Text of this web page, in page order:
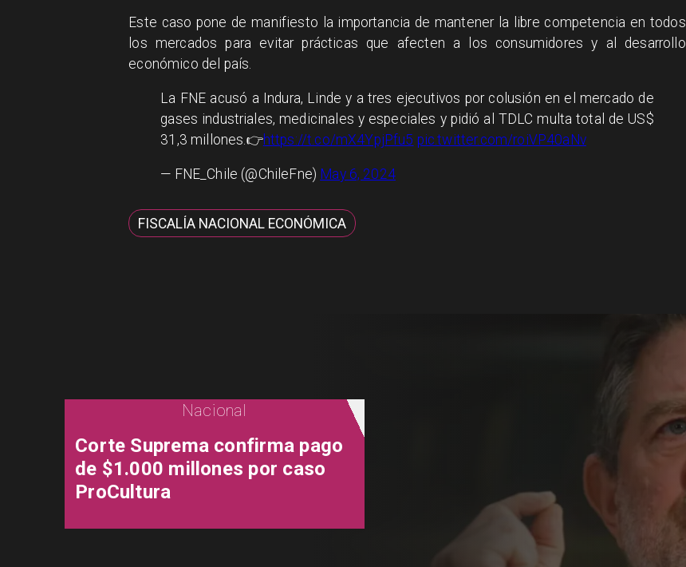
Este caso pone de manifiesto la importancia de mantener la libre competencia en todos
los mercados para evitar prácticas que afecten a los consumidores y al desarrollo
económico del país.
La FNE acusó a Indura, Linde y a tres ejecutivos por colusión en el mercado de
gases industriales, medicinales y especiales y pidió al TDLC multa total de US$
31,3 millones.👉https://t.co/mX4YpjPfu5 pic.twitter.com/roiVP40aNv
— FNE_Chile (@ChileFne) May 6, 2024
FISCALÍA NACIONAL ECONÓMICA
Nacional
Corte Suprema confirma pago
de $1.000 millones por caso
ProCultura